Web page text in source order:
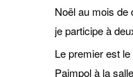
Noël au mois de
je participe à
Le premier est
Paimpol à la